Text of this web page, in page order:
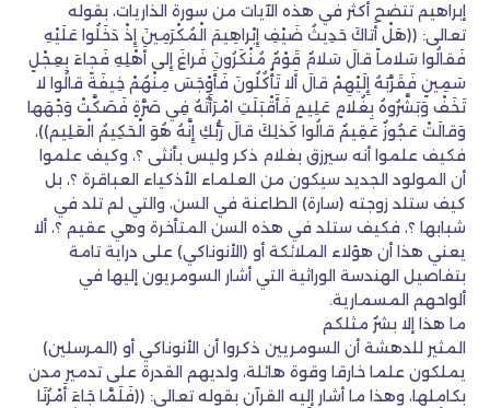
إبراهيم تتضح أكثر في هذه الآيات من سورة الذاريات، بقوله
تعالى: ((هَلْ أَتاكَ حَدِيثُ ضَيْفِ إِبْراهِيمَ الْمُكْرَمِينَ إِذْ دَخَلُوا عَلَيْهِ
فَقالُوا سَلاماً قالَ سَلامٌ قَوْمٌ مُنْكَرُونَ فَراغَ إِلى أَهْلِهِ فَجاءَ بِعِجْلٍ
سَمِينٍ فَقَرَّبَهُ إِلَيْهِمْ قالَ أَلا تَأْكُلُونَ فَأَوْجَسَ مِنْهُمْ خِيفَةً قالُوا لا
تَخَفْ وَبَشَّرُوهُ بِغُلامٍ عَلِيمٍ فَأَقْبَلَتِ امْرَأَتُهُ فِي صَرَّةٍ فَصَكَّتْ وَجْهَها
وَقالَتْ عَجُوزٌ عَقِيمٌ قالُوا كَذلِكَ قالَ رَبُّكِ إِنَّهُ هُوَ الْحَكِيمُ الْعَلِيم))،
فكيف علموا أنه سيرزق بغلام ذكر وليس بأنثى ؟، وكيف علموا
أن المولود الجديد سيكون من العلماء الأذكياء العباقرة ؟، بل
كيف ستلد زوجته (سارة) الطاعنة في السن، والتي لم تلد في
شبابها ؟، فكيف ستلد في هذه السن المتأخرة وهي عقيم ؟، ألا
يعني هذا أن هؤلاء الملائكة أو (الأنوناكي) على دراية تامة
بتفاصيل الهندسة الوراثية التي أشار السومريون إليها في
ألواحهم المسمارية.
ما هذا إلا بشرٌ مثلكم
المثير للدهشة أن السومريين ذكروا أن الأنوناكي أو (المرسلين)
يملكون علما خارقا وقوة هائلة، ولديهم القدرة على تدمير مدن
بكاملها، وهذا ما أشار إليه القرآن بقوله تعالى: ((فَلَمَّا جَاءَ أَمْرُنَا